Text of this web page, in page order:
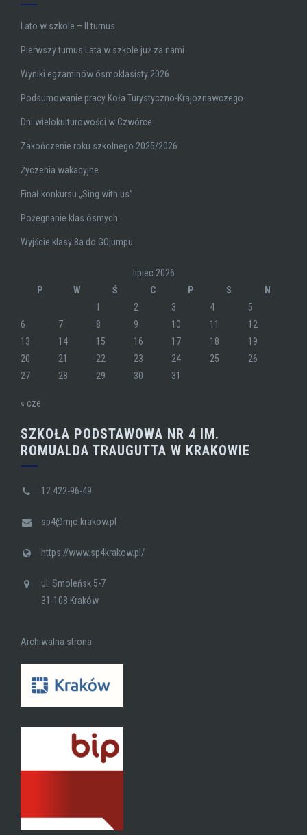
Lato w szkole – II turnus
Pierwszy turnus Lata w szkole już za nami
Wyniki egzaminów ósmoklasisty 2026
Podsumowanie pracy Koła Turystyczno-Krajoznawczego
Dni wielokulturowości w Czwórce
Zakończenie roku szkolnego 2025/2026
Życzenia wakacyjne
Finał konkursu „Sing with us”
Pożegnanie klas ósmych
Wyjście klasy 8a do GOjumpu
lipiec 2026
P
W Ś C P S
N
1
2 3 4
5
6
7 8 9 10 11
12
13
14 15 16 17 18
19
20
21 22 23 24 25
26
27
28 29 30 31
« cze
SZKOŁA PODSTAWOWA NR 4 IM.
ROMUALDA TRAUGUTTA W KRAKOWIE
12 422-96-49
sp4@mjo.krakow.pl
https://www.sp4krakow.pl/
ul. Smoleńsk 5-7
31-108 Kraków
Archiwalna strona